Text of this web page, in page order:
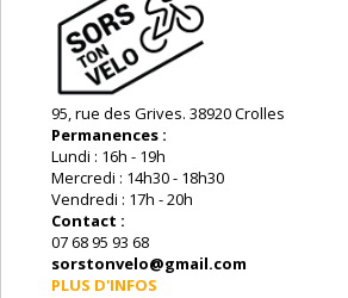
95, rue des Grives. 38920 Crolles
Permanences :
Lundi : 16h - 19h
Mercredi : 14h30 - 18h30
Vendredi : 17h - 20h
Contact :
07 68 95 93 68
sorstonvelo@gmail.com
PLUS D'INFOS